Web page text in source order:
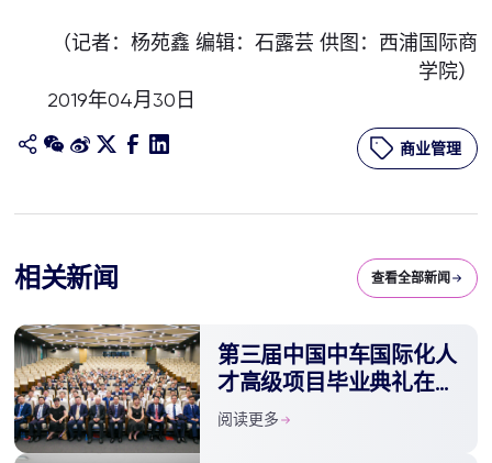
（记者：杨苑鑫 编辑：石露芸 供图：西浦国际商
学院）
2019年04月30日
商业管理
相关新闻 查看全部新闻
第三届中国中车国际化人
才高级项目毕业典礼在西
浦举行
阅读更多